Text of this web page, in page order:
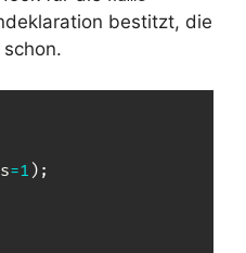
bestitzt, die
=1 ) ;